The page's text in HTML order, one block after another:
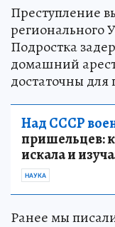
Преступление
регионального
Подростка
домашний
достаточны для
Над СССР
пришельцев:
искала и
НАУКА
Ранее мы